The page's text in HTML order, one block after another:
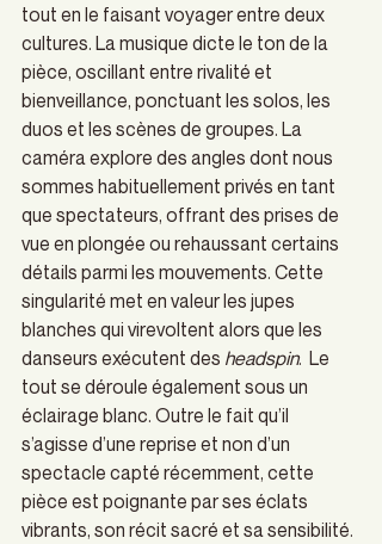
tout en le faisant voyager entre deux
cultures. La musique dicte le ton de la
pièce, oscillant entre rivalité et
bienveillance, ponctuant les solos, les
duos et les scènes de groupes. La
caméra explore des angles dont nous
sommes habituellement privés en tant
que spectateurs, offrant des prises de
vue en plongée ou rehaussant certains
détails parmi les mouvements. Cette
singularité met en valeur les jupes
blanches qui virevoltent alors que les
danseurs exécutent des headspin.  Le
tout se déroule également sous un
éclairage blanc. Outre le fait qu’il
s’agisse d’une reprise et non d’un
spectacle capté récemment, cette
pièce est poignante par ses éclats
vibrants, son récit sacré et sa sensibilité.